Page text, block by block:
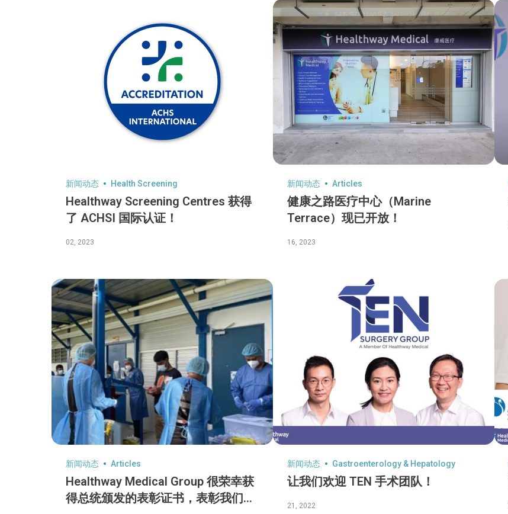
新闻动态 Health Screening
Healthway Screening Centres 获得
了 ACHSI 国际认证！
02, 2023
新闻动态 Articles
健康之路医疗中心（Marine
Terrace）现已开放！
16, 2023
新闻动态 Articles
Healthway Medical Group 很荣幸获
得总统颁发的表彰证书，表彰我们在
新闻动态 Gastroenterology & Hepatology
让我们欢迎 TEN 手术团队！
21, 2022